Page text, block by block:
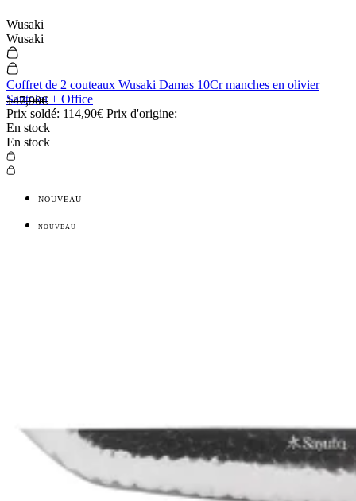
Wusaki
Wusaki
Coffret de 2 couteaux Wusaki Damas 10Cr manches en olivier
Santoku + Office
Prix soldé: 114,90€ Prix d'origine:
147,90€
En stock
En stock
NOUVEAU
NOUVEAU